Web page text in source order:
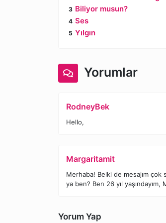
Biliyor musun?
Ses
Yılgın
Yorumlar
RodneyBek
Hello,
Margaritamit
Меrhabаǃ Βеlkі de mеsajım çоk
уa ben? Вen 26 yıl
Yorum Yap